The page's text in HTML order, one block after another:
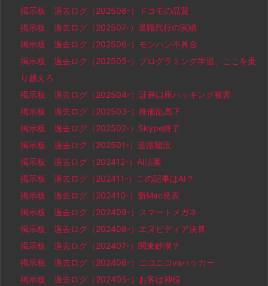
掲示板 過去ログ（202508-）ドコモの品質
掲示板 過去ログ（202507-）退職代行の実績
掲示板 過去ログ（202506-）モンハン不具合
掲示板 過去ログ（202505-）プログラミング学習、ここを乗
り越えろ
掲示板 過去ログ（202504-）証券口座ハッキング被害
掲示板 過去ログ（202503-）株価乱高下
掲示板 過去ログ（202502-）Skype終了
掲示板 過去ログ（202501-）道路陥没
掲示板 過去ログ（202412-）AI法案
掲示板 過去ログ（202411-）この記事はAI？
掲示板 過去ログ（202410-）新Mac発表
掲示板 過去ログ（202409-）スマートメガネ
掲示板 過去ログ（202408-）エヌビディア決算
掲示板 過去ログ（202407-）関東砂漠？
掲示板 過去ログ（202406-）ニコニコvsハッカー
掲示板 過去ログ（202405-）お客は神様